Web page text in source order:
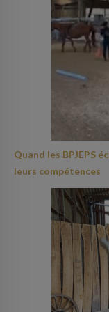
Quand les BPJEPS
leurs compétences